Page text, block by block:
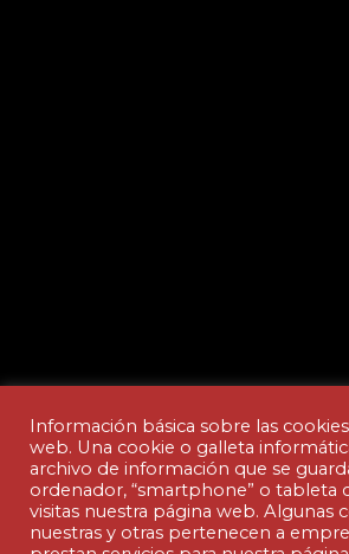
Aviso legal y Política de
Información básica sobre las
web. Una cookie o galleta
archivo de información que se
ordenador, “smartphone” o tableta
visitas nuestra página web. Algunas
nuestras y otras pertenecen a